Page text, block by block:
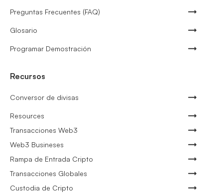
Preguntas Frecuentes (FAQ)
Glosario
Programar Demostración
Recursos
Conversor de divisas
Resources
Transacciones Web3
Web3 Busineses
Rampa de Entrada Cripto
Transacciones Globales
Custodia de Cripto